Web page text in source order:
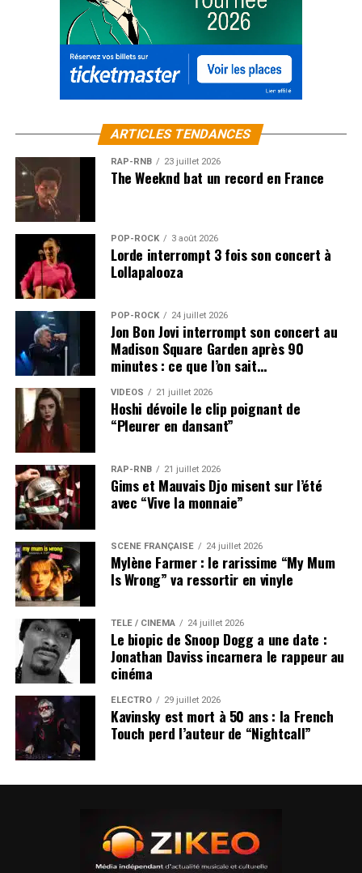
ARTICLES TENDANCES
RAP-RNB 23 juillet 2026
The Weeknd bat un record en France
POP-ROCK 3 août 2026
Lorde interrompt 3 fois son concert à
Lollapalooza
POP-ROCK 24 juillet 2026
Jon Bon Jovi interrompt son concert au
Madison Square Garden après 90
minutes : ce que l’on sait…
VIDEOS 21 juillet 2026
Hoshi dévoile le clip poignant de
“Pleurer en dansant”
RAP-RNB 21 juillet 2026
Gims et Mauvais Djo misent sur l’été
avec “Vive la monnaie”
SCÈNE FRANÇAISE 24 juillet 2026
Mylène Farmer : le rarissime “My Mum
Is Wrong” va ressortir en vinyle
TÉLÉ / CINÉMA 24 juillet 2026
Le biopic de Snoop Dogg a une date :
Jonathan Daviss incarnera le rappeur au
cinéma
ÉLECTRO 29 juillet 2026
Kavinsky est mort à 50 ans : la French
Touch perd l’auteur de “Nightcall”